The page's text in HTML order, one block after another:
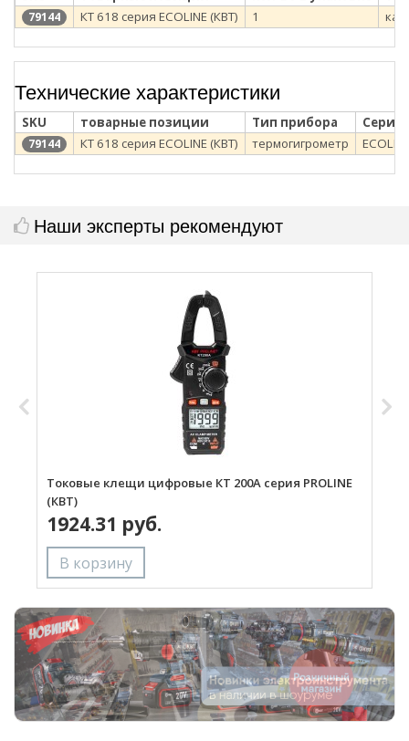
79144 КТ 618 серия ECOLINE (КВТ) 1
Технические характеристики
SKU товарные позиции Тип прибора Серия
79144 КТ 618 серия ECOLINE (КВТ) термогигрометр
Наши эксперты рекомендуют
Токовые клещи цифровые КТ 200А серия PROLINE
(КВТ)
1924.31 руб.